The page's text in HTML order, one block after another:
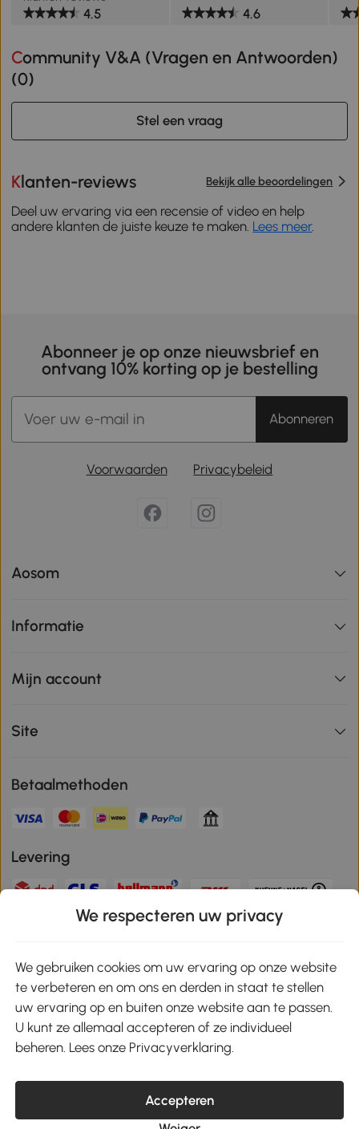
4.5 4.6
Community V&A (Vragen en Antwoorden)
(0)
Stel een vraag
Klanten-reviews Bekijk alle beoordelingen
Deel uw ervaring via een recensie of video en help
andere klanten de juiste keuze te maken. Lees meer.
Abonneer je op onze nieuwsbrief en
ontvang 10% korting op je bestelling
Abonneren
Voorwaarden Privacybeleid
Aosom
Informatie
Mijn account
Site
Betaalmethoden
Levering
Veilige betaling
Download de app en ontvang 10% korting!
Google Play
klantenservice@aosom.nl
We respecteren uw privacy
We gebruiken cookies om uw ervaring op onze website
te verbeteren en om ons en derden in staat te stellen
uw ervaring op en buiten onze website aan te passen.
U kunt ze allemaal accepteren of ze individueel
beheren. Lees onze Privacyverklaring.
Accepteren